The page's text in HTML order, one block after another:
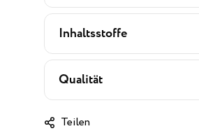
Inhaltsstoffe
Qualität
Teilen